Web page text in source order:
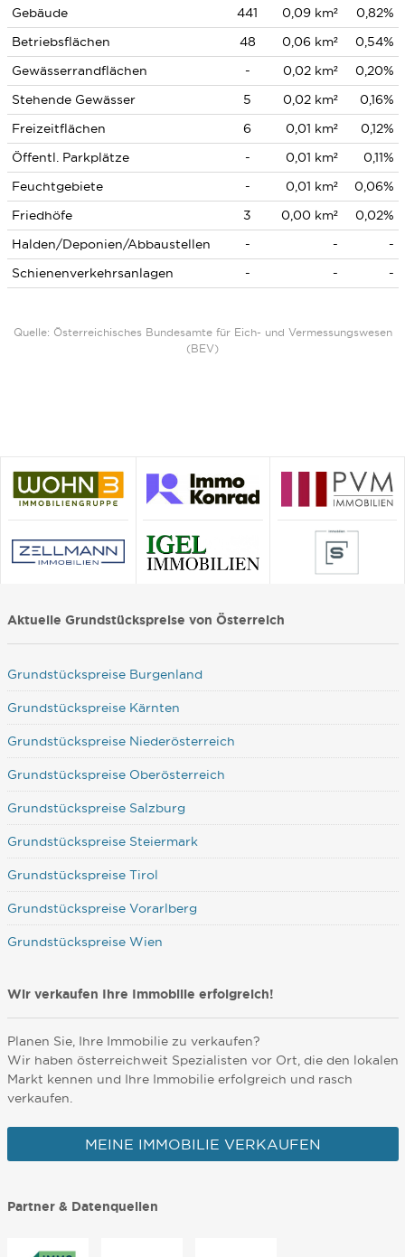
Gebäude 441 0,09 km²
0,82%
Betriebsflächen
48 0,06 km²
0,54%
Gewässerrandflächen
- 0,02 km²
0,20%
Stehende Gewässer
5 0,02 km²
0,16%
Freizeitflächen
6 0,01 km²
0,12%
Öffentl. Parkplätze
- 0,01 km²
0,11%
Feuchtgebiete
- 0,01 km²
0,06%
Friedhöfe
3 0,00 km²
0,02%
Halden/Deponien/Abbaustellen
- -
-
Schienenverkehrsanlagen
- - -
Quelle: Österreichisches Bundesamte für Eich- und Vermessungswesen
(BEV)
Aktuelle Grundstückspreise von Österreich
Grundstückspreise Burgenland
Grundstückspreise Kärnten
Grundstückspreise Niederösterreich
Grundstückspreise Oberösterreich
Grundstückspreise Salzburg
Grundstückspreise Steiermark
Grundstückspreise Tirol
Grundstückspreise Vorarlberg
Grundstückspreise Wien
Wir verkaufen Ihre Immobilie erfolgreich!
Planen Sie, Ihre Immobilie zu verkaufen?
Wir haben österreichweit Spezialisten vor Ort, die den lokalen
Markt kennen und Ihre Immobilie erfolgreich und rasch
verkaufen.
MEINE IMMOBILIE VERKAUFEN
Partner & Datenquellen